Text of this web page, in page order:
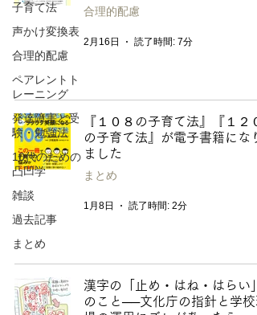
子育て法
声かけ変換表
合理的配慮
ペアレントト
レーニング
発達障害と受
験・勉強法
10代のための
凸凹学
雑談
過去記事
まとめ
合理的配慮
2月16日 読了時間: 7分
『１０８の子育て法』『１２０
の子育て法』が電子書籍になり
ました
まとめ
1月8日 読了時間: 2分
漢字の「止め・はね・はらい」
のこと──文化庁の指針と学校